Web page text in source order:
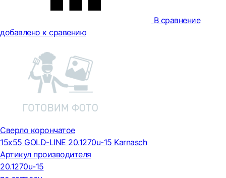
В сравнение
добавлено к сравению
Сверло корончатое
15х55 GOLD-LINE 20.1270u-15 Karnasch
Артикул производителя
20.1270u-15